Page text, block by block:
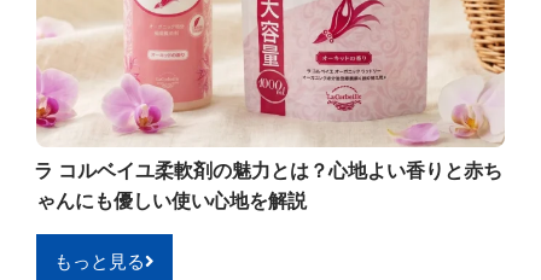
ラ コルベイユ柔軟剤の魅力とは？心地よい香りと赤ち
ゃんにも優しい使い心地を解説
もっと見る